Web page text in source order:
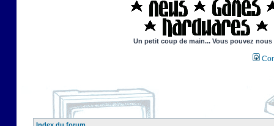
Un petit coup de main... Vous pouvez